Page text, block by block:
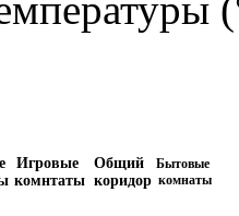
Игровые
комнтаты
Общий
коридор
Бытовые
комнаты